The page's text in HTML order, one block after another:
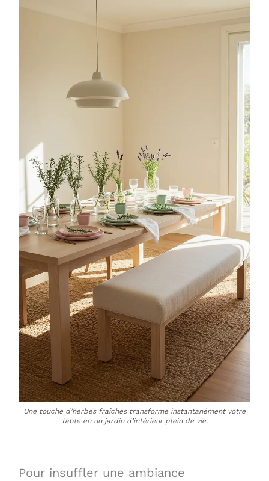
Une touche d’herbes fraîches transforme instantanément votre
table en un jardin d’intérieur plein de vie.
Pour insuffler une ambiance